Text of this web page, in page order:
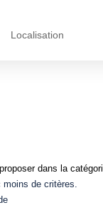
Localisation
dans la
de critères.